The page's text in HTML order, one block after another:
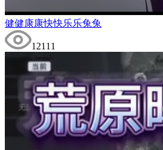
健健康康快快乐乐兔兔
12111